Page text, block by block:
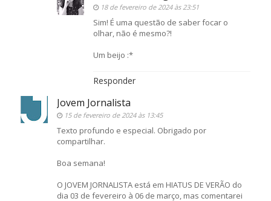
18 de fevereiro de 2024 às 23:51
Sim! É uma questão de saber focar o
olhar, não é mesmo?!
Um beijo :*
Responder
Jovem Jornalista
15 de fevereiro de 2024 às 13:45
Texto profundo e especial. Obrigado por
compartilhar.
Boa semana!
O JOVEM JORNALISTA está em HIATUS DE VERÃO do
dia 03 de fevereiro à 06 de março, mas comentarei